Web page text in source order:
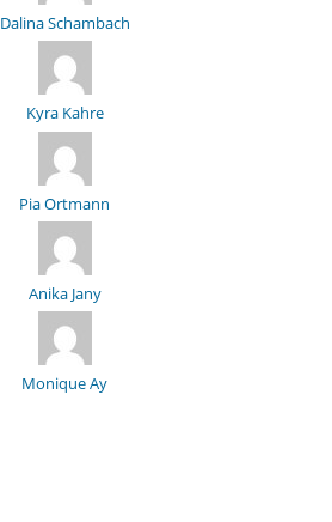
Dalina Schambach
Kyra Kahre
Pia Ortmann
Anika Jany
Monique Ay